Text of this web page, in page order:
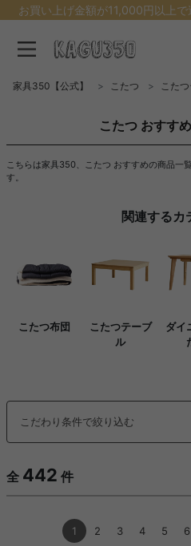
お買い上げ金額が11,000円以上で
家具350【公式】 こたつ こた
こたつ おすす
こちらは家具350、こたつ おすすめの商品一
す。
関連するカ
こたつ布団
こたつテーブ
ル
ダイ
こだわり条件で絞り込む
全 442 件
1 2 3 4 5 6